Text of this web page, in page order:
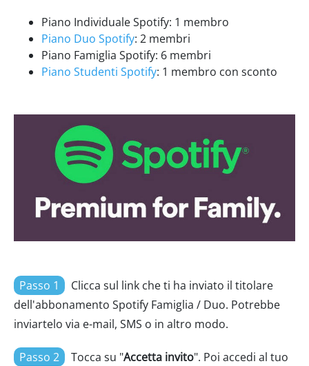
Piano Individuale Spotify: 1 membro
Piano Duo Spotify: 2 membri
Piano Famiglia Spotify: 6 membri
Piano Studenti Spotify: 1 membro con sconto
Passo 1
Clicca sul link che ti ha inviato il titolare
dell'abbonamento Spotify Famiglia / Duo. Potrebbe
inviartelo via e-mail, SMS o in altro modo.
Passo 2 Tocca su "Accetta invito". Poi accedi al tuo